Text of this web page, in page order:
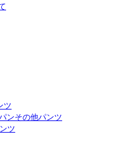
ツ
ンその他パンツ
ツ